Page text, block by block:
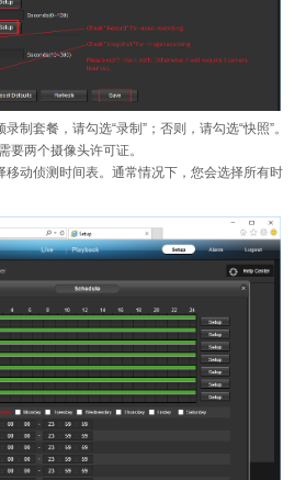
制套餐，请勾选“录制”；否则，请勾选“快照”。
要两个摄像头许可证。
移动侦测时间表。通常情况下，您会选择所有时